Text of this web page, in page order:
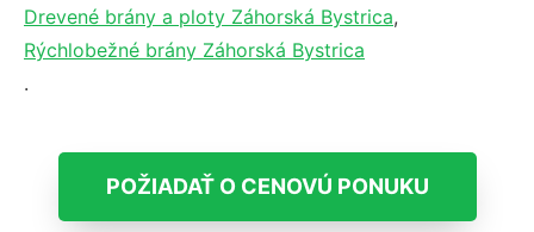
Drevené brány a ploty Záhorská Bystrica,
Rýchlobežné brány Záhorská Bystrica
.
POŽIADAŤ O CENOVÚ PONUKU